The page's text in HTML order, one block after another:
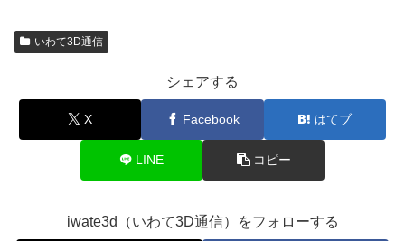
いわて3D通信
シェアする
X Facebook はてブ
LINE コピー
iwate3d（いわて3D通信）をフォローする